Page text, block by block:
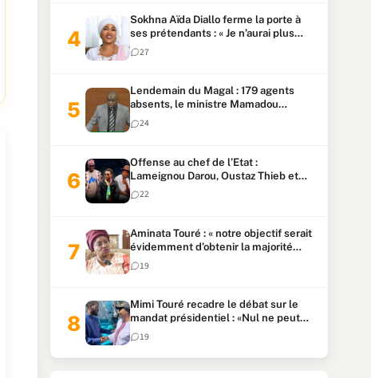
Sokhna Aïda Diallo ferme la porte à
ses prétendants : « Je n’aurai plus
jamais un autre mari »
27
Lendemain du Magal : 179 agents
absents, le ministre Mamadou
Lamine Dianté exige des explications
24
Offense au chef de l’Etat :
Lameignou Darou, Oustaz Thieb et
Ndiaye Touba lourdement
condamnés
22
Aminata Touré : « notre objectif serait
évidemment d’obtenir la majorité
parlementaire »
19
Mimi Touré recadre le débat sur le
mandat présidentiel : «Nul ne peut
faire plus de deux mandats
consécutifs de 5 ans»
19